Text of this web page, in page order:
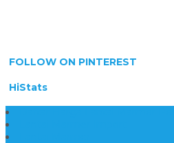
FOLLOW ON PINTEREST
HiStats